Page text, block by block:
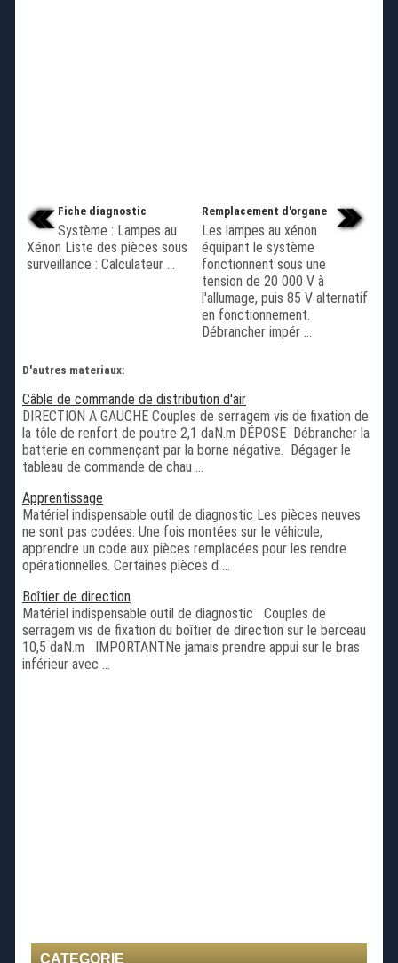
Fiche diagnostic
Système : Lampes au
Xénon Liste des pièces sous
surveillance : Calculateur ...
Remplacement d'organe
Les lampes au xénon
équipant le système
fonctionnent sous une
tension de 20 000 V à
l'allumage, puis 85 V alternatif
en fonctionnement.
Débrancher impér ...
D'autres materiaux:
Câble de commande de distribution d'air
DIRECTION A GAUCHE Couples de serragem vis de fixation de
la tôle de renfort de poutre 2,1 daN.m DÉPOSE Débrancher la
batterie en commençant par la borne négative. Dégager le
tableau de commande de chau ...
Apprentissage
Matériel indispensable outil de diagnostic Les pièces neuves
ne sont pas codées. Une fois montées sur le véhicule,
apprendre un code aux pièces remplacées pour les rendre
opérationnelles. Certaines pièces d ...
Boîtier de direction
Matériel indispensable outil de diagnostic Couples de
serragem vis de fixation du boîtier de direction sur le berceau
10,5 daN.m IMPORTANTNe jamais prendre appui sur le bras
inférieur avec ...
CATEGORIE